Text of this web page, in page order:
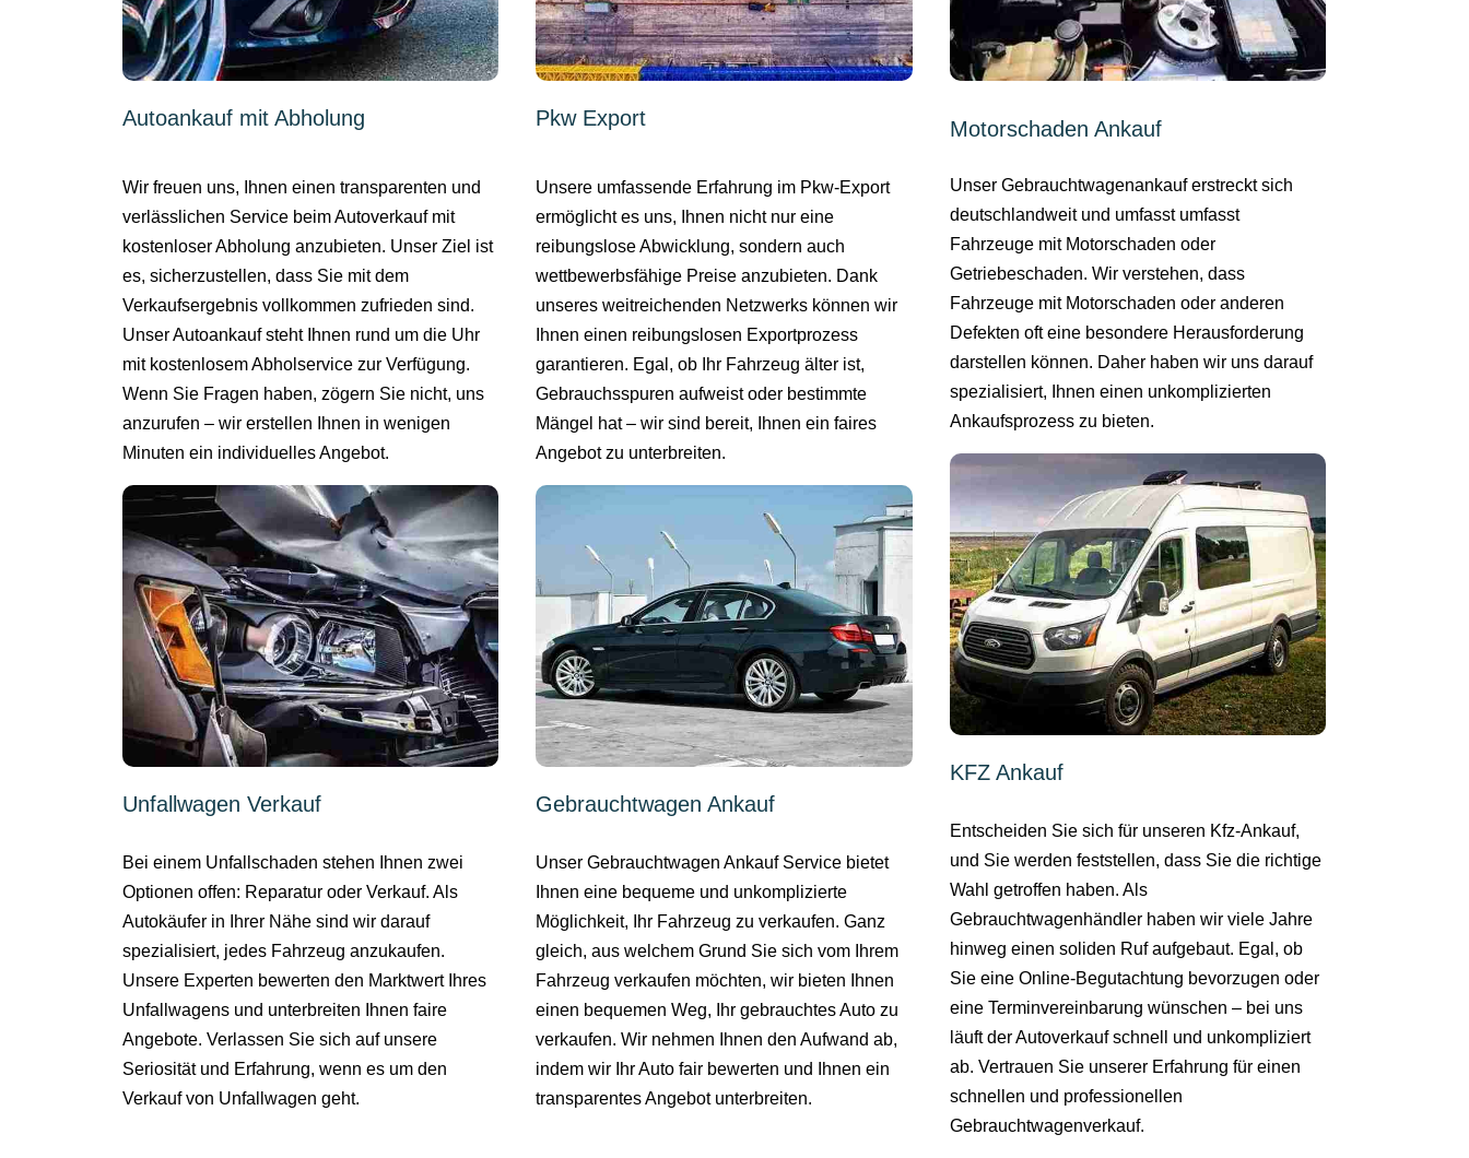
Autoankauf mit Abholung
Wir freuen uns, Ihnen einen transparenten und
verlässlichen Service beim Autoverkauf mit
kostenloser Abholung anzubieten. Unser Ziel ist
es, sicherzustellen, dass Sie mit dem
Verkaufsergebnis vollkommen zufrieden sind.
Unser Autoankauf steht Ihnen rund um die Uhr
mit kostenlosem Abholservice zur Verfügung.
Wenn Sie Fragen haben, zögern Sie nicht, uns
anzurufen – wir erstellen Ihnen in wenigen
Minuten ein individuelles Angebot.
Unfallwagen Verkauf
Bei einem Unfallschaden stehen Ihnen zwei
Optionen offen: Reparatur oder Verkauf. Als
Autokäufer in Ihrer Nähe sind wir darauf
spezialisiert, jedes Fahrzeug anzukaufen.
Unsere Experten bewerten den Marktwert Ihres
Unfallwagens und unterbreiten Ihnen faire
Angebote. Verlassen Sie sich auf unsere
Seriosität und Erfahrung, wenn es um den
Verkauf von Unfallwagen geht.
Pkw Export
Unsere umfassende Erfahrung im Pkw-Export
ermöglicht es uns, Ihnen nicht nur eine
reibungslose Abwicklung, sondern auch
wettbewerbsfähige Preise anzubieten. Dank
unseres weitreichenden Netzwerks können wir
Ihnen einen reibungslosen Exportprozess
garantieren. Egal, ob Ihr Fahrzeug älter ist,
Gebrauchsspuren aufweist oder bestimmte
Mängel hat – wir sind bereit, Ihnen ein faires
Angebot zu unterbreiten.
Gebrauchtwagen Ankauf
Unser Gebrauchtwagen Ankauf Service bietet
Ihnen eine bequeme und unkomplizierte
Möglichkeit, Ihr Fahrzeug zu verkaufen. Ganz
gleich, aus welchem Grund Sie sich vom Ihrem
Fahrzeug verkaufen möchten, wir bieten Ihnen
einen bequemen Weg, Ihr gebrauchtes Auto zu
verkaufen. Wir nehmen Ihnen den Aufwand ab,
indem wir Ihr Auto fair bewerten und Ihnen ein
transparentes Angebot unterbreiten.
Motorschaden Ankauf
Unser Gebrauchtwagenankauf erstreckt sich
deutschlandweit und umfasst umfasst
Fahrzeuge mit Motorschaden oder
Getriebeschaden. Wir verstehen, dass
Fahrzeuge mit Motorschaden oder anderen
Defekten oft eine besondere Herausforderung
darstellen können. Daher haben wir uns darauf
spezialisiert, Ihnen einen unkomplizierten
Ankaufsprozess zu bieten.
KFZ Ankauf
Entscheiden Sie sich für unseren Kfz-Ankauf,
und Sie werden feststellen, dass Sie die richtige
Wahl getroffen haben. Als
Gebrauchtwagenhändler haben wir viele Jahre
hinweg einen soliden Ruf aufgebaut. Egal, ob
Sie eine Online-Begutachtung bevorzugen oder
eine Terminvereinbarung wünschen – bei uns
läuft der Autoverkauf schnell und unkompliziert
ab. Vertrauen Sie unserer Erfahrung für einen
schnellen und professionellen
Gebrauchtwagenverkauf.